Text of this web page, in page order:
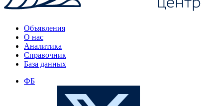
Объявления
О нас
Аналитика
Справочник
База данных
ФБ